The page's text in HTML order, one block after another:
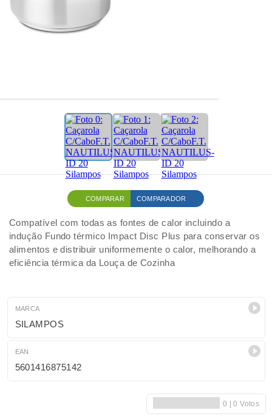
COMPARAR COMPARADOR
Compatível com todas as fontes de calor incluindo a
indução Fundo térmico Impact Disc Plus para conservar os
alimentos e distribuir uniformemente o calor, melhorando a
eficiência térmica da Louça de Cozinha
MARCA
SILAMPOS
EAN
5601416875142